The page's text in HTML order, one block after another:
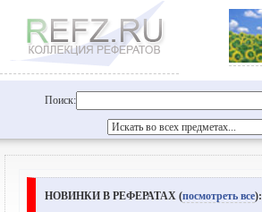
Поиск:
НОВИНКИ В РЕФЕРАТАХ (посмотреть все):